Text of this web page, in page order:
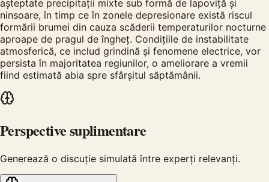
așteptate precipitații mixte sub formă de lapoviță și
ninsoare, în timp ce în zonele depresionare există riscul
formării brumei din cauza scăderii temperaturilor nocturne
aproape de pragul de îngheț. Condițiile de instabilitate
atmosferică, ce includ grindină și fenomene electrice, vor
persista în majoritatea regiunilor, o ameliorare a vremii
fiind estimată abia spre sfârșitul săptămânii.
Perspective suplimentare
Generează o discuție simulată între experți relevanți.